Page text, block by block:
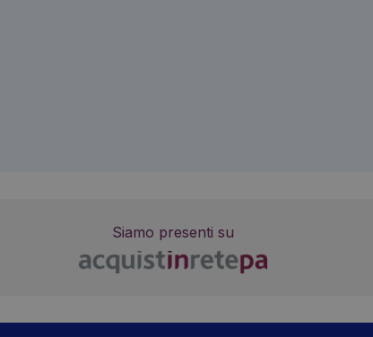
Siamo presenti su